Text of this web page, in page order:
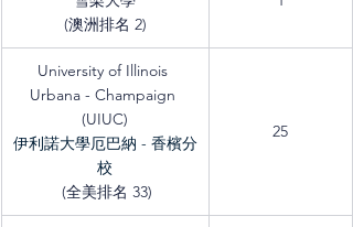
(澳洲排名 2)
University of Illinois
Urbana - Champaign
(UIUC)
伊利諾大學厄巴納 - 香檳分
校
(全美排名 33)
25